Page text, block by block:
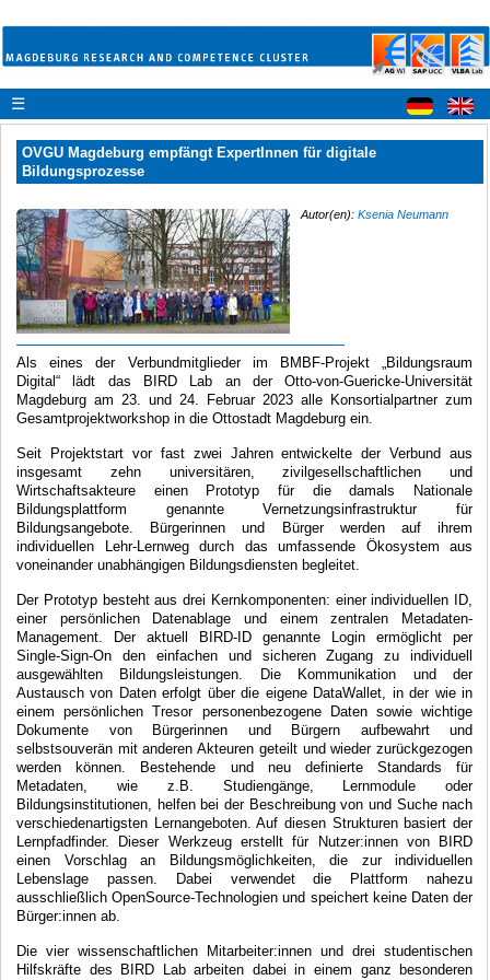
☰
OVGU Magdeburg empfängt ExpertInnen für digitale
Bildungsprozesse
Autor(en): Ksenia Neumann
Als eines der Verbundmitglieder im BMBF-Projekt „Bildungsraum
Digital“ lädt das BIRD Lab an der Otto-von-Guericke-Universität
Magdeburg am 23. und 24. Februar 2023 alle Konsortialpartner zum
Gesamtprojektworkshop in die Ottostadt Magdeburg ein.
Seit Projektstart vor fast zwei Jahren entwickelte der Verbund aus
insgesamt zehn universitären, zivilgesellschaftlichen und
Wirtschaftsakteure einen Prototyp für die damals Nationale
Bildungsplattform genannte Vernetzungsinfrastruktur für
Bildungsangebote. Bürgerinnen und Bürger werden auf ihrem
individuellen Lehr-Lernweg durch das umfassende Ökosystem aus
voneinander unabhängigen Bildungsdiensten begleitet.
Der Prototyp besteht aus drei Kernkomponenten: einer individuellen ID,
einer persönlichen Datenablage und einem zentralen Metadaten-
Management. Der aktuell BIRD-ID genannte Login ermöglicht per
Single-Sign-On den einfachen und sicheren Zugang zu individuell
ausgewählten Bildungsleistungen. Die Kommunikation und der
Austausch von Daten erfolgt über die eigene DataWallet, in der wie in
einem persönlichen Tresor personenbezogene Daten sowie wichtige
Dokumente von Bürgerinnen und Bürgern aufbewahrt und
selbstsouverän mit anderen Akteuren geteilt und wieder zurückgezogen
werden können. Bestehende und neu definierte Standards für
Metadaten, wie z.B. Studiengänge, Lernmodule oder
Bildungsinstitutionen, helfen bei der Beschreibung von und Suche nach
verschiedenartigsten Lernangeboten. Auf diesen Strukturen basiert der
Lernpfadfinder. Dieser Werkzeug erstellt für Nutzer:innen von BIRD
einen Vorschlag an Bildungsmöglichkeiten, die zur individuellen
Lebenslage passen. Dabei verwendet die Plattform nahezu
ausschließlich OpenSource-Technologien und speichert keine Daten der
Bürger:innen ab.
Die vier wissenschaftlichen Mitarbeiter:innen und drei studentischen
Hilfskräfte des BIRD Lab arbeiten dabei in einem ganz besonderen